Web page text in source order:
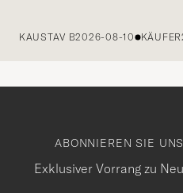
KAUSTAV B2026-08-10 KÄUFER
ABONNIEREN SIE
Exklusiver Vorrang zu